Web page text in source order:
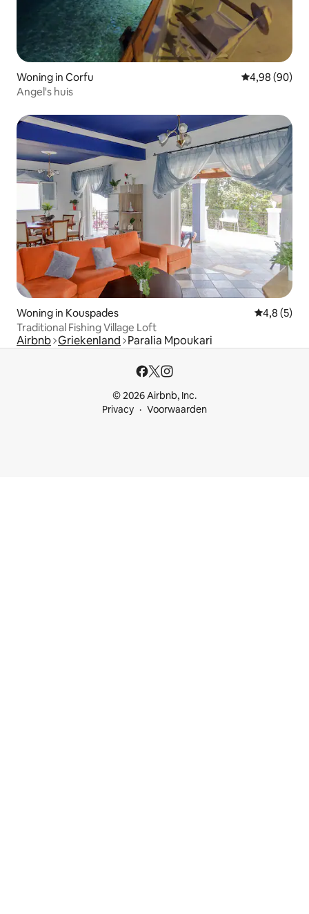
Woning in Corfu Gemiddelde
4,98 (90)
Angel's huis
Woning in Kouspades
4,8 (5)
Traditional Fishing Village Loft
Airbnb Griekenland Paralia Mpoukari
© 2026 Airbnb, Inc.
Privacy
Voorwaarden